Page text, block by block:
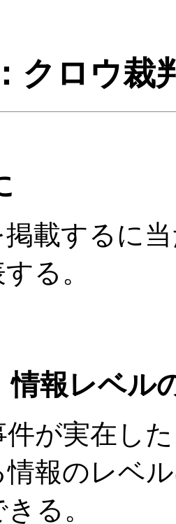
クロウ裁
掲載するに
る。
報レベル
件が実在し
情報のレベ
る。